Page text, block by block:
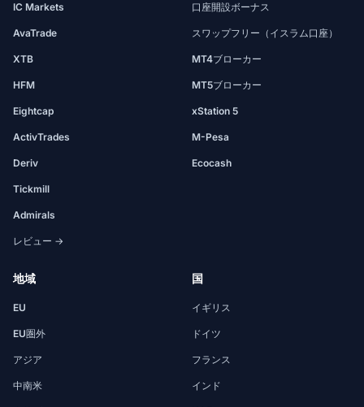
IC Markets
AvaTrade
XTB
HFM
Eightcap
ActivTrades
Deriv
Tickmill
Admirals
レビュー →
口座開設ボーナス
スワップフリー（イスラム口座）
MT4ブローカー
MT5ブローカー
xStation 5
M-Pesa
Ecocash
地域
EU
EU圏外
アジア
中南米
国
イギリス
ドイツ
フランス
インド